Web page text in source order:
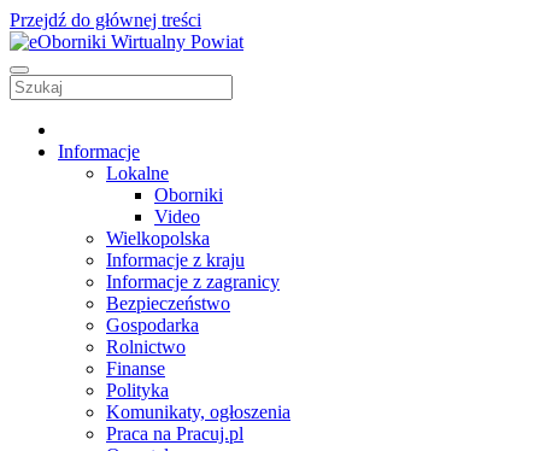
Przejdź do głównej treści
Informacje
Lokalne
Oborniki
Video
Wielkopolska
Informacje z kraju
Informacje z zagranicy
Bezpieczeństwo
Gospodarka
Rolnictwo
Finanse
Polityka
Komunikaty, ogłoszenia
Praca na Pracuj.pl